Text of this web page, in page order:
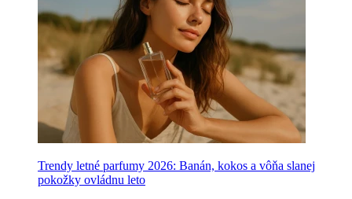
Trendy letné parfumy 2026: Banán, kokos a vôňa slanej
pokožky ovládnu leto